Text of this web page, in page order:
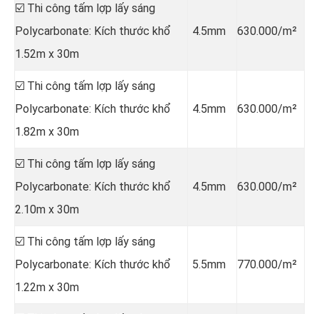
☑️ Thi công tấm lợp lấy sáng
Polycarbonate: Kích thước khổ
1.52m x 30m
4.5mm 630.000/m²
☑️ Thi công tấm lợp lấy sáng
Polycarbonate: Kích thước khổ
1.82m x 30m
4.5mm 630.000/m²
☑️ Thi công tấm lợp lấy sáng
Polycarbonate: Kích thước khổ
2.10m x 30m
4.5mm 630.000/m²
☑️ Thi công tấm lợp lấy sáng
Polycarbonate: Kích thước khổ
1.22m x 30m
5.5mm 770.000/m²